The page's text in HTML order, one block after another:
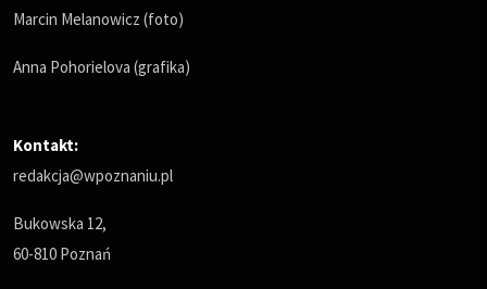
Marcin Melanowicz (foto)
Anna Pohorielova (grafika)
Kontakt:
redakcja@wpoznaniu.pl
Bukowska 12,
60-810 Poznań